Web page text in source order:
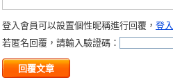
登入會員可以設置個性昵稱進行回覆， 登入
若匿名回覆，請輸入驗證碼：